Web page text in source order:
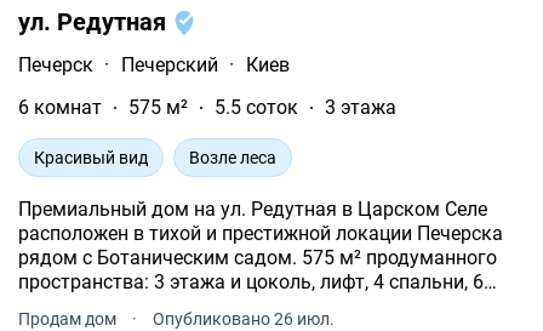
ул. Редутная
Печерск · Печерский ·
Киев
6 комнат
575 м² 5.5 соток 3 этажа
Красивый вид Возле леса
Премиальный дом на ул. Редутная в Царском Селе
расположен в тихой и престижной локации Печерска
рядом с Ботаническим садом. 575 м² продуманного
пространства: 3 этажа и цоколь, лифт, 4 спальни, 6
санузлов, гостиная с камином и гараж на 2 авто.
Продам дом · Опубликовано 26 июл.